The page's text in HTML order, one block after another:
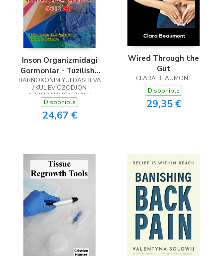
Inson Organizmidagi
Gormonlar - Tuzilishi,
Vazifalari Va Tartibga
Solinishi
BARNOXONIM YULDASHEVA
/ KULIEV OZODJON
ABDURAHMONOVICH
Disponible
24,67 €
Wired Through the
Gut
CLARA BEAUMONT
Disponible
29,35 €